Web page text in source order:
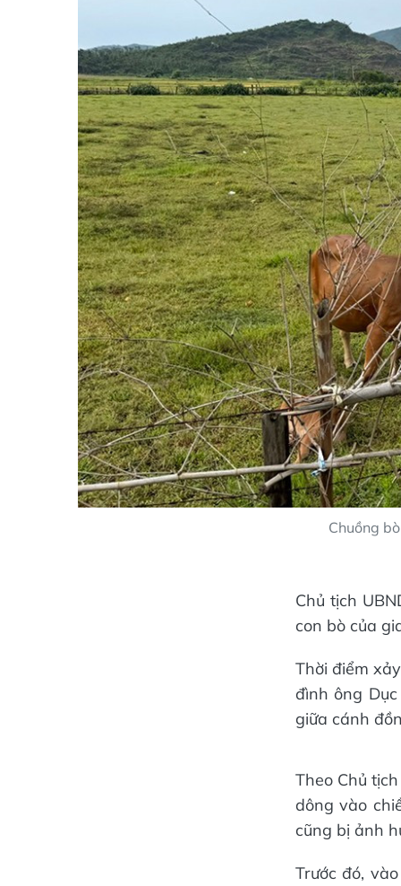
Chuồng
Chủ tịch
con bò của
Thời điểm
đình ông
giữa cánh
Theo Chủ
dông vào
cũng bị ảnh
Trước đó,